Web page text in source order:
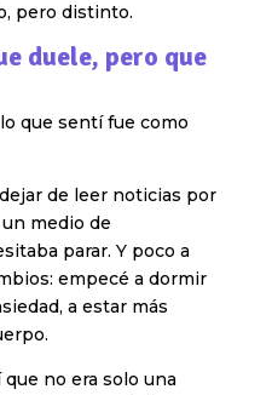
pero distinto.
duele, pero que
que sentí fue como
de leer noticias por
medio de
parar. Y poco a
empecé a dormir
a estar más
no era solo una